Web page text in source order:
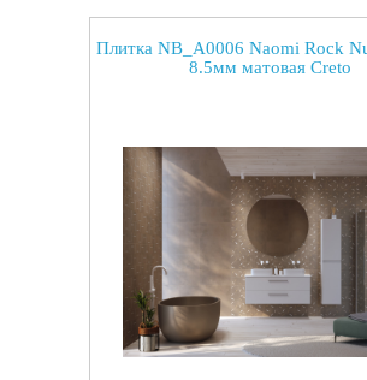
Плитка NB_A0006 Naomi Rock
8.5мм матовая Creto